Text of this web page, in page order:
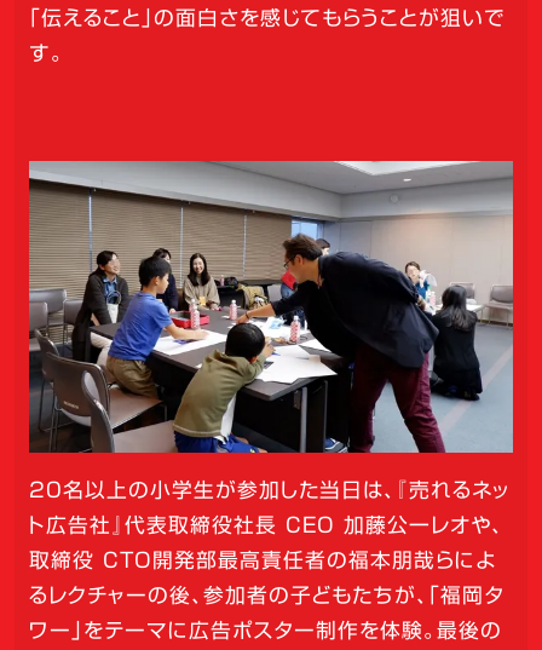
「伝えること」の面白さを感じてもらうことが狙いで
す。
20名以上の小学生が参加した当日は、『売れるネッ
ト広告社』代表取締役社長 CEO 加藤公一レオや、
取締役 CTO開発部最高責任者の福本朋哉らによ
るレクチャーの後、参加者の子どもたちが、「福岡タ
ワー」をテーマに広告ポスター制作を体験。最後の